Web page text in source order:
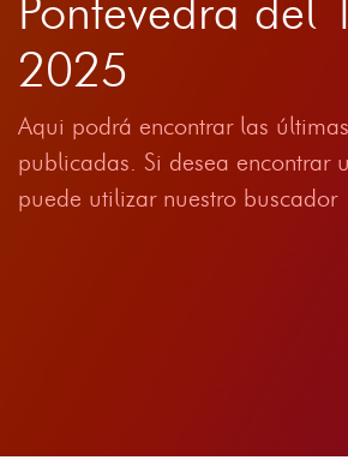
2025
Aqui podrá encontrar las
publicadas. Si desea encontrar
puede utilizar nuestro buscador